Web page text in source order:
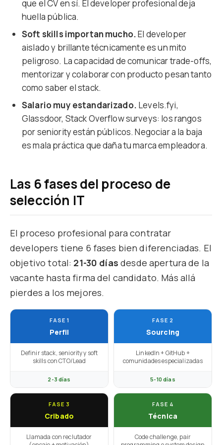
que el CV en sí. El developer profesional deja
huella pública.
Soft skills importan mucho.El developer
aislado y brillante técnicamente es un mito
peligroso. La capacidad de comunicar trade-offs,
mentorizar y colaborar con producto pesan tanto
como saber el stack.
Salario muy estandarizado. Levels.fyi,
Glassdoor, Stack Overflow surveys: los rangos
por seniority están públicos. Negociar a la baja
es mala práctica que daña tu marca empleadora.
Las 6 fases del proceso de
selección IT
El proceso profesional para contratar
developers tiene 6 fases bien diferenciadas. El
objetivo total: 21-30 días desde apertura de la
vacante hasta firma del candidato. Más allá
pierdes a los mejores.
FASE 1
Perfil
Definir stack, seniority y soft
skills con CTO/Lead
2-3 días
FASE 2
Sourcing
LinkedIn + GitHub +
comunidades especializadas
5-10 días
FASE 3
Cribado
Llamada con reclutador
FASE 4
Técnica
Code challenge, pair